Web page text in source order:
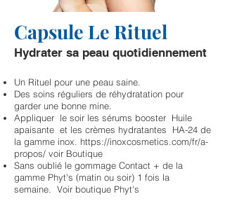
Capsule Le Rituel
Hydrater sa peau quotidiennement
Un Rituel pour une peau saine.
Des soins réguliers de réhydratation pour
garder une bonne mine.
Appliquer le soir les sérums booster Huile
apaisante et les crèmes hydratantes HA-24 de
la gamme inox. https://inoxcosmetics.com/fr/a-
propos/ voir Boutique
Sans oublié le gommage Contact + de la
gamme Phyt's (matin ou soir) 1 fois la
semaine. Voir boutique Phyt's